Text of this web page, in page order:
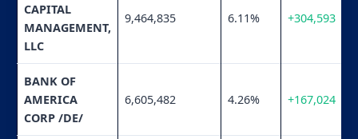
CAPITAL
MANAGEMENT,
LLC
9,464,835 6.11% +304,593
BANK OF
AMERICA
CORP /DE/
6,605,482 4.26% +167,024